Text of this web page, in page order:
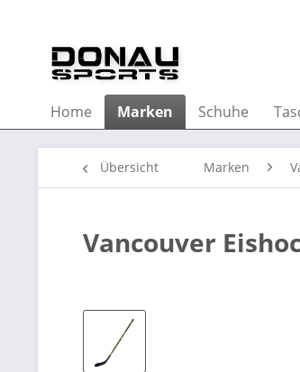
Home Marken Schuhe
Übersicht Marken
Vancouver